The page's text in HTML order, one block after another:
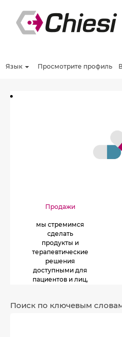
Язык Просмотрите профиль
Продажи
мы стремимся
сделать
продукты и
терапевтические
решения
доступными для
пациентов и лиц,
мире.
Поиск по ключевым